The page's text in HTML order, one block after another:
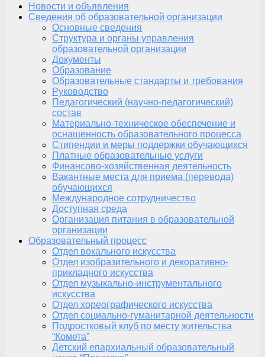
Новости и объявления
Сведения об образовательной организации
Основные сведения
Структура и органы управления
образовательной организации
Документы
Образование
Образовательные стандарты и требования
Руководство
Педагогический (научно-педагогический)
состав
Материально-техническое обеспечение и
оснащенность образовательного процесса
Стипендии и меры поддержки обучающихся
Платные образовательные услуги
Финансово-хозяйственная деятельность
Вакантные места для приема (перевода)
обучающихся
Международное сотрудничество
Доступная среда
Организация питания в образовательной
организации
Образовательный процесс
Отдел вокального искусства
Отдел изобразительного и декоративно-
прикладного искусства
Отдел музыкально-инструментального
искусства
Отдел хореографического искусства
Отдел социально-гуманитарной деятельности
Подростковый клуб по месту жительства
“Комета”
Детский епархиальный образовательный